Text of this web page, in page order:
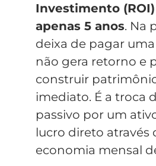
Investimento
apenas 5 anos. Na
deixa de pagar
não gera retorno e
construir
imediato. É a troca
passivo por um
lucro direto através
economia mensal